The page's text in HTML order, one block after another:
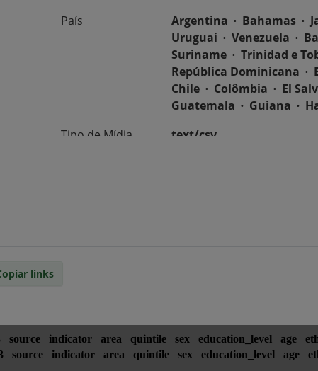
País
Argentina Bahamas
Uruguai
Venezuela
Suriname
Trinidad e
República Dominicana
Chile
Colômbia El
Guatemala
Guiana
Tipo de Mídia
text/csv
links